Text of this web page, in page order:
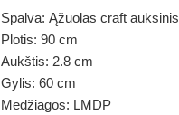
Spalva: Ąžuolas craft auksinis
Plotis: 90 cm
Aukštis: 2.8 cm
Gylis: 60 cm
Medžiagos: LMDP